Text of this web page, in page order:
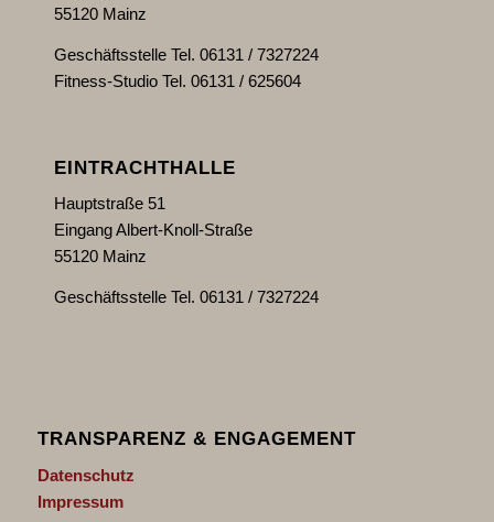
55120 Mainz
Geschäftsstelle Tel. 06131 / 7327224
Fitness-Studio Tel. 06131 / 625604
EINTRACHTHALLE
Hauptstraße 51
Eingang Albert-Knoll-Straße
55120 Mainz
Geschäftsstelle Tel. 06131 / 7327224
TRANSPARENZ & ENGAGEMENT
Datenschutz
Impressum